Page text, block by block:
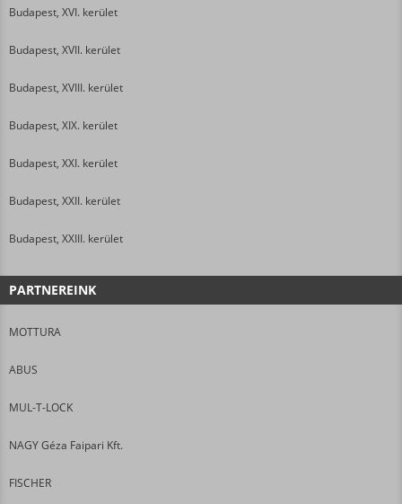
Budapest, XVI. kerület
Budapest, XVII. kerület
Budapest, XVIII. kerület
Budapest, XIX. kerület
Budapest, XXI. kerület
Budapest, XXII. kerület
Budapest, XXIII. kerület
PARTNEREINK
MOTTURA
ABUS
MUL-T-LOCK
NAGY Géza Faipari Kft.
FISCHER